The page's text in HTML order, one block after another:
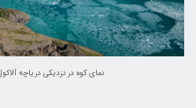
نمای کوه در نزدیکی دریاچه